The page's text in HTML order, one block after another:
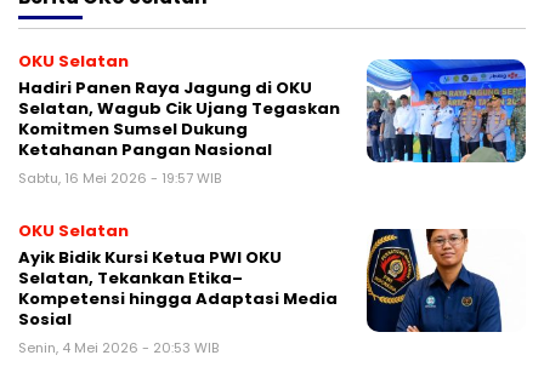
OKU Selatan
Hadiri Panen Raya Jagung di OKU
Selatan, Wagub Cik Ujang Tegaskan
Komitmen Sumsel Dukung
Ketahanan Pangan Nasional
Sabtu, 16 Mei 2026 - 19:57 WIB
OKU Selatan
Ayik Bidik Kursi Ketua PWI OKU
Selatan, Tekankan Etika–
Kompetensi hingga Adaptasi Media
Sosial
Senin, 4 Mei 2026 - 20:53 WIB